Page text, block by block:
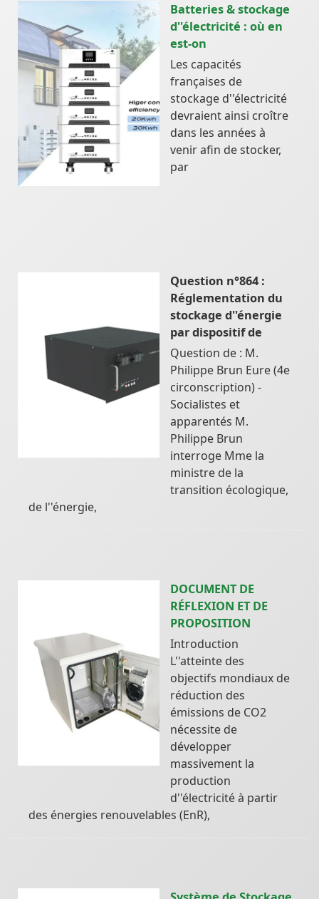
Batteries & stockage
d''électricité : où en
est-on
Les capacités
françaises de
stockage d''électricité
devraient ainsi croître
dans les années à
venir afin de stocker,
par
Question n°864 :
Réglementation du
stockage d''énergie
par dispositif de
Question de : M.
Philippe Brun Eure (4e
circonscription) -
Socialistes et
apparentés M.
Philippe Brun
interroge Mme la
ministre de la
transition écologique,
de l''énergie,
DOCUMENT DE
RÉFLEXION ET DE
PROPOSITION
Introduction
L''atteinte des
objectifs mondiaux de
réduction des
émissions de CO2
nécessite de
développer
massivement la
production
d''électricité à partir
des énergies renouvelables (EnR),